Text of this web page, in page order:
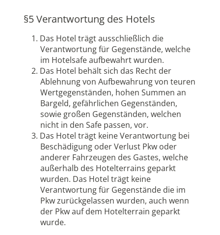
§5 Verantwortung des Hotels
Das Hotel trägt ausschließlich die
Verantwortung für Gegenstände, welche
im Hotelsafe aufbewahrt wurden.
Das Hotel behält sich das Recht der
Ablehnung von Aufbewahrung von teuren
Wertgegenständen, hohen Summen an
Bargeld, gefährlichen Gegenständen,
sowie großen Gegenständen, welchen
nicht in den Safe passen, vor.
Das Hotel trägt keine Verantwortung bei
Beschädigung oder Verlust Pkw oder
anderer Fahrzeugen des Gastes, welche
außerhalb des Hotelterrains geparkt
wurden. Das Hotel trägt keine
Verantwortung für Gegenstände die im
Pkw zurückgelassen wurden, auch wenn
der Pkw auf dem Hotelterrain geparkt
wurde.